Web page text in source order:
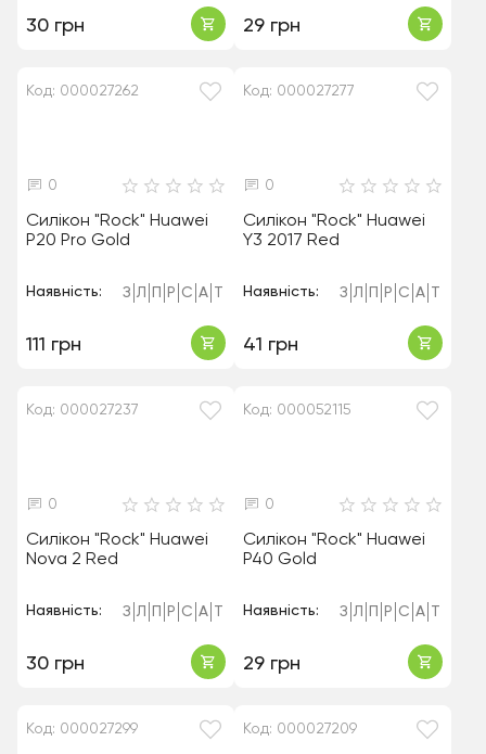
30 грн 29 грн
Код: 000027262
0
Силікон "Rock" Huawei
P20 Pro Gold
Наявність: З Л Р С А
111 грн
Код: 000027277
0
Силікон "Rock" Huawei
Y3 2017 Red
Наявність: З Л Р С А
41 грн
Код: 000027237
0
Силікон "Rock" Huawei
Nova 2 Red
Наявність: З Л Р С А
30 грн
Код: 000052115
0
Силікон "Rock" Huawei
P40 Gold
Наявність: З Л Р С А
29 грн
Код: 000027299 Код: 000027209